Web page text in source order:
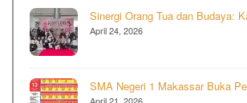
Sinergi Orang Tua dan Budaya:
April 24, 2026
SMA Negeri 1 Makassar Buka
April 21, 2026